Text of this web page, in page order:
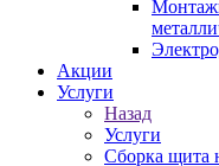
Акции
Услуги
Назад
Услуги
Сборка щита